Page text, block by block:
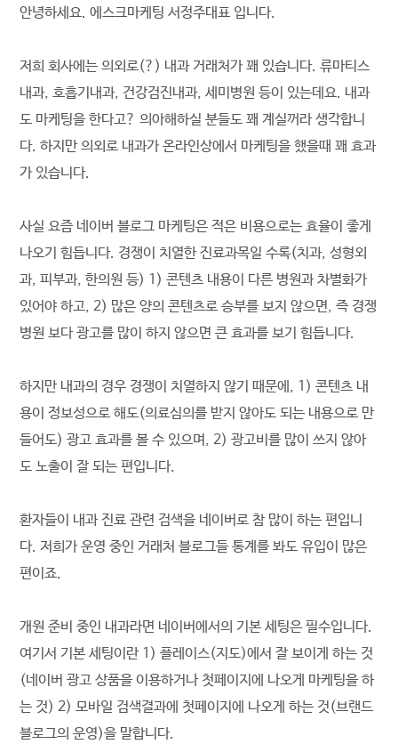
안녕하세요. 에스크마케팅 서정주대표 입니다.
저희 회사에는 의외로(?) 내과 거래처가 꽤 있습니다. 류마티스
내과, 호흡기내과, 건강검진내과, 세미병원 등이 있는데요. 내과
도 마케팅을 한다고? 의아해하실 분들도 꽤 계실꺼라 생각합니
다. 하지만 의외로 내과가 온라인상에서 마케팅을 했을때 꽤 효과
가 있습니다.
사실 요즘 네이버 블로그 마케팅은 적은 비용으로는 효율이 좋게
나오기 힘듭니다. 경쟁이 치열한 진료과목일 수록(치과, 성형외
과, 피부과, 한의원 등) 1) 콘텐츠 내용이 다른 병원과 차별화가
있어야 하고, 2) 많은 양의 콘텐츠로 승부를 보지 않으면, 즉 경쟁
병원 보다 광고를 많이 하지 않으면 큰 효과를 보기 힘듭니다.
하지만 내과의 경우 경쟁이 치열하지 않기 때문에, 1) 콘텐츠 내
용이 정보성으로 해도(의료심의를 받지 않아도 되는 내용으로 만
들어도) 광고 효과를 볼 수 있으며, 2) 광고비를 많이 쓰지 않아
도 노출이 잘 되는 편입니다.
환자들이 내과 진료 관련 검색을 네이버로 참 많이 하는 편입니
다. 저희가 운영 중인 거래처 블로그들 통계를 봐도 유입이 많은
편이죠.
개원 준비 중인 내과라면 네이버에서의 기본 세팅은 필수입니다.
여기서 기본 세팅이란 1) 플레이스(지도)에서 잘 보이게 하는 것
(네이버 광고 상품을 이용하거나 첫페이지에 나오게 마케팅을 하
는 것) 2) 모바일 검색결과에 첫페이지에 나오게 하는 것(브랜드
블로그의 운영)을 말합니다.